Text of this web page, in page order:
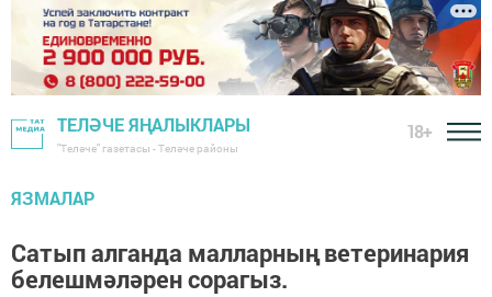
ТЕЛӘЧЕ ЯҢАЛЫКЛАРЫ
"Теләче" газетасы - Теләче районы
18+
ЯЗМАЛАР
Сатып алганда малларның ветеринария
белешмәләрен сорагыз.